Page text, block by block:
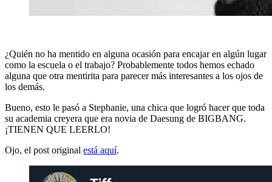
¿Quién no ha mentido en alguna ocasión para encajar en algún lugar
como la escuela o el trabajo? Probablemente todos hemos echado
alguna que otra mentirita para parecer más interesantes a los ojos de
los demás.
Bueno, esto le pasó a Stephanie, una chica que logró hacer que toda
su academia creyera que era novia de Daesung de BIGBANG.
¡TIENEN QUE LEERLO!
Ojo, el post original está aquí.